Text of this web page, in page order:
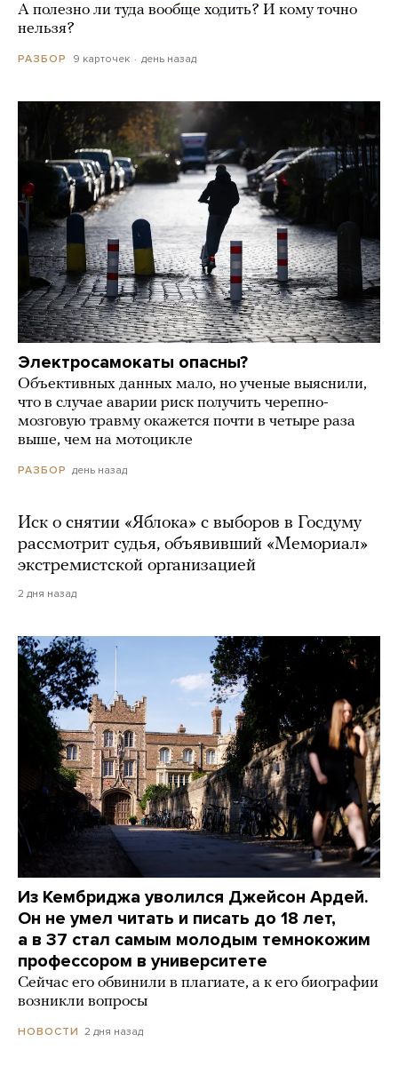
А полезно ли туда вообще ходить? И кому точно
нельзя?
РАЗБОР 9 карточек день назад
Электросамокаты опасны?
Объективных данных мало, но ученые выяснили,
что в случае аварии риск получить черепно-
мозговую травму окажется почти в четыре раза
выше, чем на мотоцикле
РАЗБОР день назад
Иск о снятии «Яблока» с выборов в Госдуму
рассмотрит судья, объявивший «Мемориал»
экстремистской организацией
2 дня назад
Из Кембриджа уволился Джейсон Ардей.
Он не умел читать и писать до 18 лет,
а в 37 стал самым молодым темнокожим
профессором в университете
Сейчас его обвинили в плагиате, а к его биографии
возникли вопросы
НОВОСТИ 2 дня назад